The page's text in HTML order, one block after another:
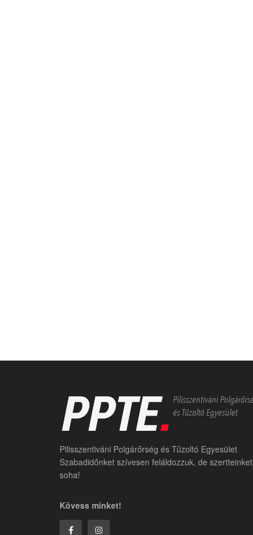
Pilisszentiváni Polgárőrség és Tűzoltó Egyesület
Szabadidőnket szívesen feláldozzuk, de szertteinket
soha!
Kövess minket!